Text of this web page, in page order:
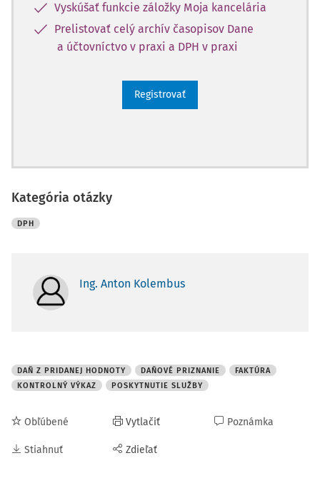
Vyskúšať funkcie záložky Moja kancelária
Prelistovať celý archív časopisov Dane
a účtovníctvo v praxi a DPH v praxi
Registrovať
Kategória otázky
DPH
Ing. Anton Kolembus
DAŇ Z PRIDANEJ HODNOTY DAŇOVÉ PRIZNANIE
FAKTÚRA
KONTROLNÝ VÝKAZ
POSKYTNUTIE SLUŽBY
Obľúbené
Stiahnuť
Vytlačiť
Zdieľať
Poznámka